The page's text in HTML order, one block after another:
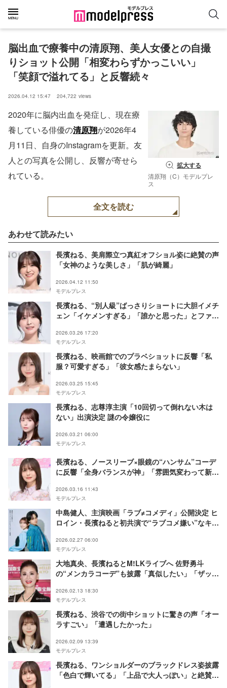
脳出血で療養中の清原翔、美人女優との自撮
りショット公開「相変わらずかっこいい」
「笑顔で溢れてる」と反響続々
2026.04.12 15:47 204,722 views
拡大する
清原翔（C）モデルプレ
ス
2020年に脳内出血を発症し、現在療
養している俳優の清原翔が2026年4
月11日、自身のInstagramを更新。友
人との写真を公開し、反響が寄せら
れている。
全文を読む
あわせて読みたい
長濱ねる、美肩際立つ真紅オフショル姿に絶賛の声
「女神のような美しさ」「肌が綺麗」
2026.04.12 11:50
モデルプレス
長濱ねる、“別人級”ばっさりショートに大胆イメチ
ェン「イケメンすぎる」「誰かと思った」とファン
2026.03.26 17:20
モデルプレス
長濱ねる、映画館でのプラベショットに反響「私
服？可愛すぎる」「彼女感たまらない」
2026.03.25 15:45
モデルプレス
長濱ねる、志尊淳主演「10回切って倒れない木は
ない」出演決定 謎の令嬢役に
2026.03.21 06:00
モデルプレス
長濱ねる、ノースリーブ×眼鏡の“ハンサム”コーデ
に反響「全身バランスが神」「雰囲気変わって新
2026.03.16 11:43
モデルプレス
中島健人、主演映画「ラブ≠コメディ」公開決定 ヒ
ロイン・長濱ねると初共演で“ラブコメ嫌い”なキラ
2026.02.27 06:00
モデルプレス
大地真央、長濱ねるとM!LKライブへ 佐野勇斗
の“メンカラコーデ”も披露「真似したい」「ザッコ
2026.02.13 18:30
モデルプレス
長濱ねる、渋谷での街中ショットに驚きの声「オー
ラすごい」「遭遇したかった」
2026.02.09 13:39
モデルプレス
長濱ねる、ワンショルダーのブラックドレス姿披露
「色白で輝いてる」「上品で大人っぽい」と絶賛の